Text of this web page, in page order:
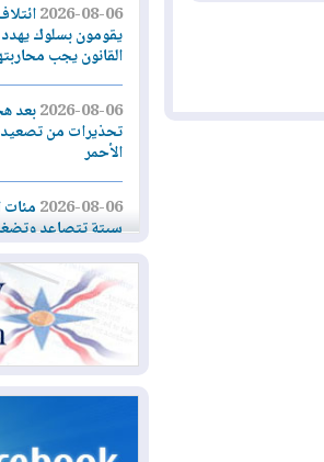
2026-08-06ائتلاف
يقومون بسلوك يهدد
القانون يجب محاربتهم
2026-08-06بعد
تحذيرات من تصعيد
الأحمر
2026-08-06مئات
سبتة تتصاعد وتضغط
2026-08-05
مليون قدم مكعب
إقليم كوردستان إلى
ملامح أخطر التحديات